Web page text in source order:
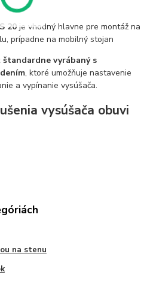
20 je vhodný hlavne pre montáž na
prípadne na mobilný stojan
štandardne vyrábaný s
, ktoré umožňuje nastavenie
a vypínanie vysúšača.
vysúšača obuvi
na stenu